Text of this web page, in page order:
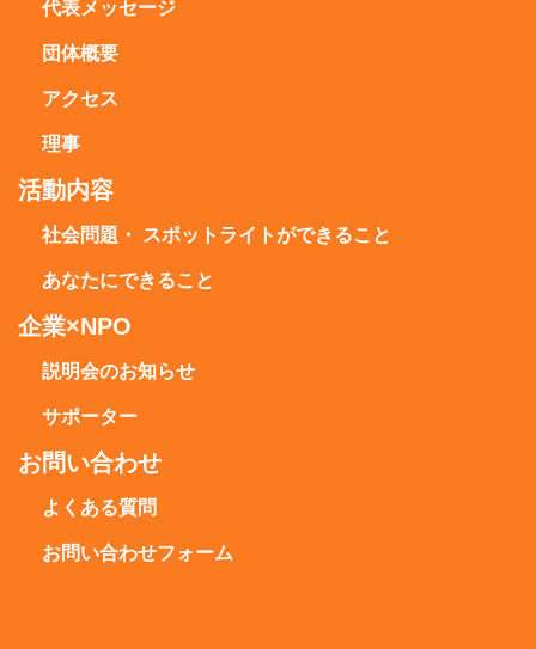
代表メッセージ
団体概要
アクセス
理事
活動内容
社会問題・ スポットライトができること
あなたにできること
企業×NPO
説明会のお知らせ
サポーター
お問い合わせ
よくある質問
お問い合わせフォーム